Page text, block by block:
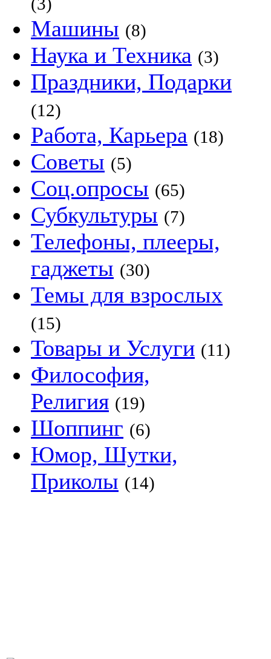
Машины (8)
Наука и Техника (3)
Праздники, Подарки
(12)
Работа, Карьера (18)
Советы (5)
Соц.опросы (65)
Субкультуры (7)
Телефоны, плееры,
гаджеты (30)
Темы для взрослых
(15)
Товары и Услуги (11)
Философия,
Религия (19)
Шоппинг (6)
Юмор, Шутки,
Приколы (14)